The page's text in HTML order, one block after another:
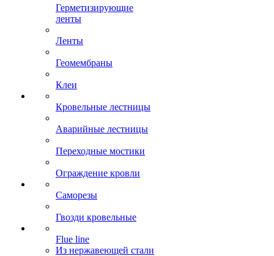
Герметизирующие
ленты
Ленты
Геомембраны
Клеи
Кровельные лестницы
Аварийные лестницы
Переходные мостики
Ограждение кровли
Саморезы
Гвозди кровельные
Flue line
Из нержавеющей стали